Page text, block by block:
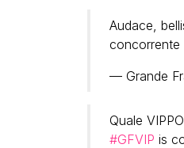
Audace,
concorrente
— Grande
Quale
#GFVIP is